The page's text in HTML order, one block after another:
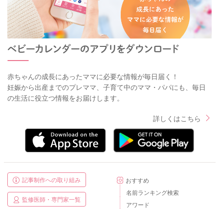
赤ちゃんの成長にあったママに必要な情報が毎日届く！
妊娠から出産までのプレママ、子育て中のママ・パパにも、毎日
の生活に役立つ情報をお届けします。
詳しくはこちら
記事制作への取り組み
監修医師・専門家一覧
おすすめ
名前ランキング検索
アワード